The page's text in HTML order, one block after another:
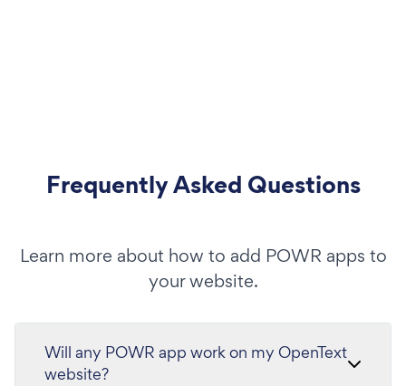
Frequently Asked Questions
Learn more about how to add POWR apps to
your website.
Will any POWR app work on my OpenText
website?